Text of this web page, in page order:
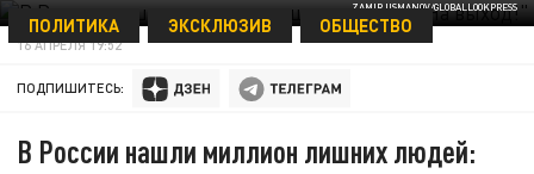
ZAMIR USMANOV/GLOBALLOOKPRESS
ПОЛИТИКА ЭКСКЛЮЗИВ ОБЩЕСТВО
16 АПРЕЛЯ 19:52
ПОДПИШИТЕСЬ:
В России нашли миллион лишних людей: